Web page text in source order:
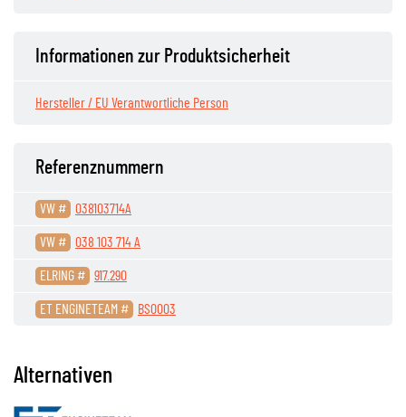
Informationen zur Produktsicherheit
Hersteller / EU Verantwortliche Person
Referenznummern
VW # 038103714A
VW # 038 103 714 A
ELRING # 917.290
ET ENGINETEAM # BS0003
Alternativen